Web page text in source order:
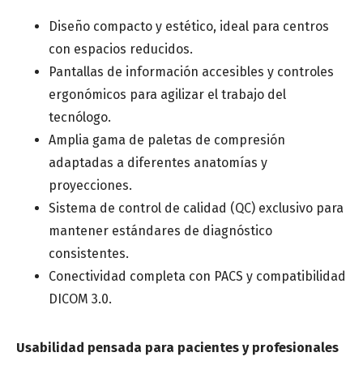
Diseño compacto y estético, ideal para centros
con espacios reducidos.
Pantallas de información accesibles y controles
ergonómicos para agilizar el trabajo del
tecnólogo.
Amplia gama de paletas de compresión
adaptadas a diferentes anatomías y
proyecciones.
Sistema de control de calidad (QC) exclusivo para
mantener estándares de diagnóstico
consistentes.
Conectividad completa con PACS y compatibilidad
DICOM 3.0.
Usabilidad pensada para pacientes y profesionales